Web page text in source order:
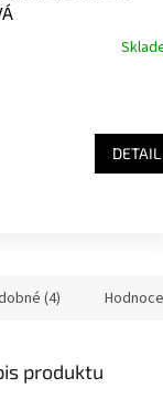
DETAIL
(4)
produktu